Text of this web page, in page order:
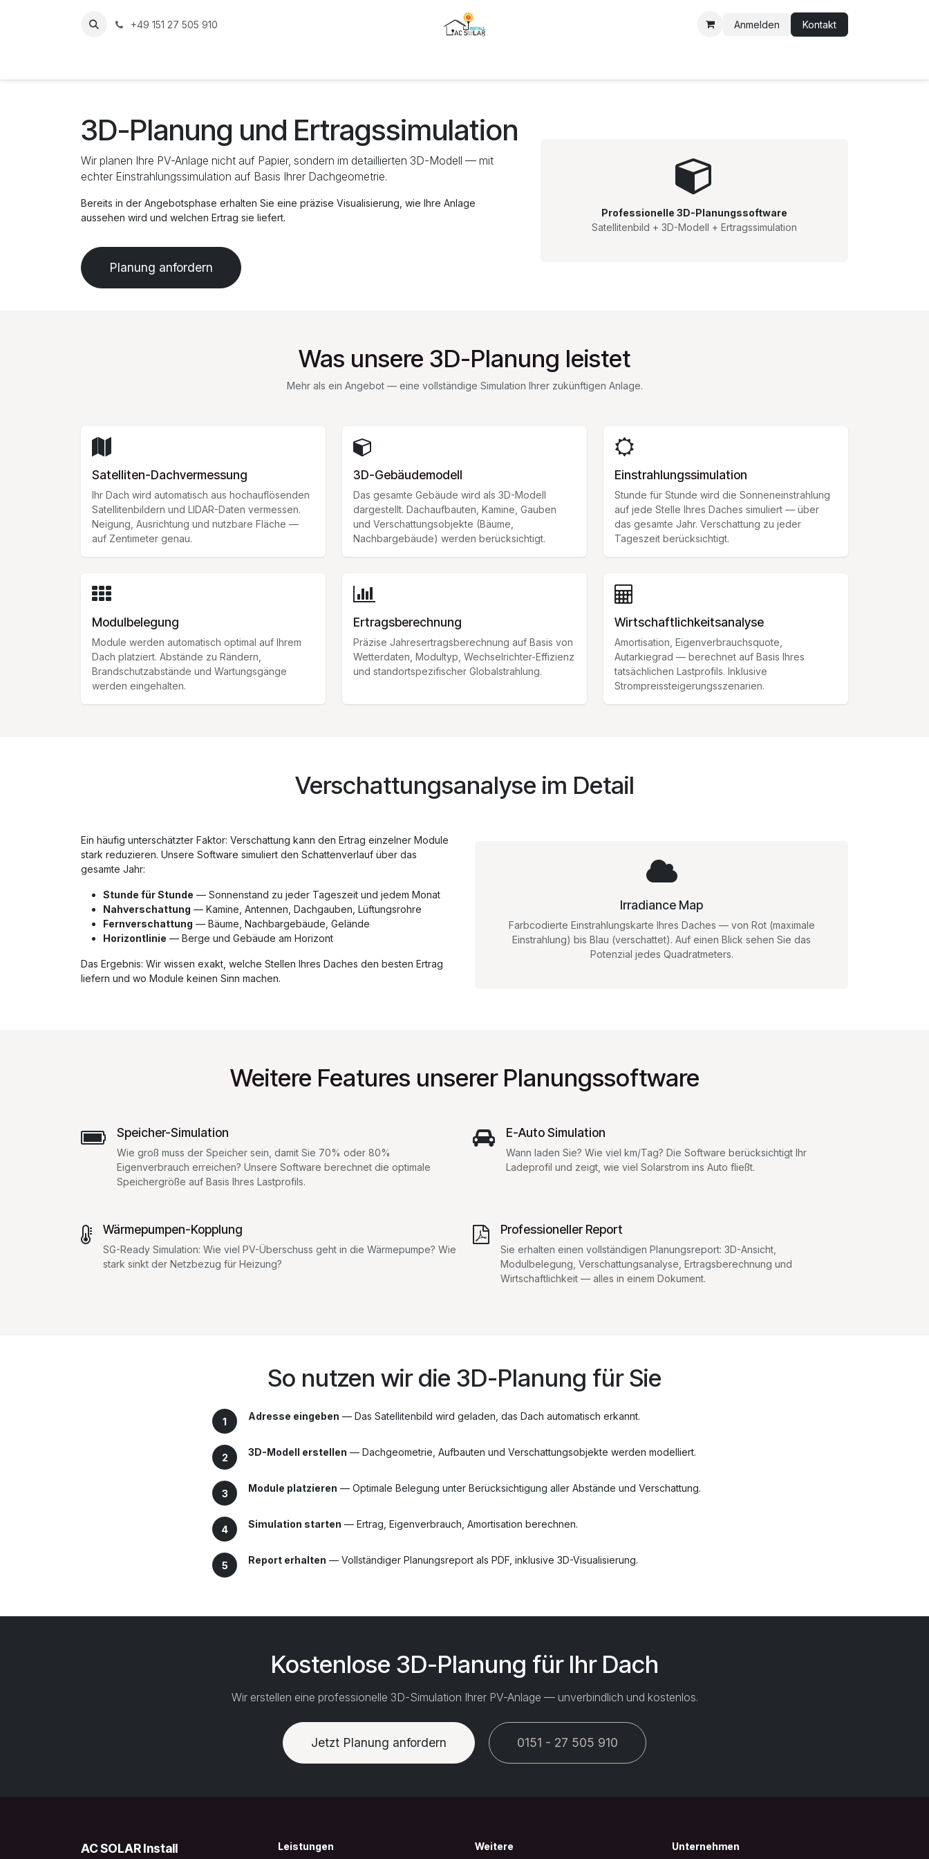
+49 151 27 505 910
Anmelden Kontakt
3D-Planung und Ertragssimulation
Wir planen Ihre PV-Anlage nicht auf Papier, sondern im detaillierten 3D-Modell — mit
echter Einstrahlungssimulation auf Basis Ihrer Dachgeometrie.
Bereits in der Angebotsphase erhalten Sie eine präzise Visualisierung, wie Ihre Anlage
aussehen wird und welchen Ertrag sie liefert.
Planung anfordern
Professionelle 3D-Planungssoftware
Satellitenbild + 3D-Modell + Ertragssimulation
Was unsere 3D-Planung leistet
Mehr als ein Angebot — eine vollständige Simulation Ihrer zukünftigen Anlage.
Satelliten-Dachvermessung
Ihr Dach wird automatisch aus hochauflösenden
Satellitenbildern und LIDAR-Daten vermessen.
Neigung, Ausrichtung und nutzbare Fläche —
auf Zentimeter genau.
3D-Gebäudemodell
Das gesamte Gebäude wird als 3D-Modell
dargestellt. Dachaufbauten, Kamine, Gauben
und Verschattungsobjekte (Bäume,
Nachbargebäude) werden berücksichtigt.
Einstrahlungssimulation
Stunde für Stunde wird die Sonneneinstrahlung
auf jede Stelle Ihres Daches simuliert — über
das gesamte Jahr. Verschattung zu jeder
Tageszeit berücksichtigt.
Modulbelegung
Module werden automatisch optimal auf Ihrem
Dach platziert. Abstände zu Rändern,
Brandschutzabstände und Wartungsgänge
werden eingehalten.
Ertragsberechnung
Präzise Jahresertragsberechnung auf Basis von
Wetterdaten, Modultyp, Wechselrichter-Effizienz
und standortspezifischer Globalstrahlung.
Wirtschaftlichkeitsanalyse
Amortisation, Eigenverbrauchsquote,
Autarkiegrad — berechnet auf Basis Ihres
tatsächlichen Lastprofils. Inklusive
Strompreissteigerungsszenarien.
Verschattungsanalyse im Detail
Ein häufig unterschätzter Faktor: Verschattung kann den Ertrag einzelner Module
stark reduzieren. Unsere Software simuliert den Schattenverlauf über das
gesamte Jahr:
Stunde für Stunde — Sonnenstand zu jeder Tageszeit und jedem Monat
Nahverschattung — Kamine, Antennen, Dachgauben, Lüftungsrohre
Fernverschattung — Bäume, Nachbargebäude, Gelände
Horizontlinie — Berge und Gebäude am Horizont
Das Ergebnis: Wir wissen exakt, welche Stellen Ihres Daches den besten Ertrag
liefern und wo Module keinen Sinn machen.
Irradiance Map
Farbcodierte Einstrahlungskarte Ihres Daches — von Rot (maximale
Einstrahlung) bis Blau (verschattet). Auf einen Blick sehen Sie das
Potenzial jedes Quadratmeters.
Weitere Features unserer Planungssoftware
Speicher-Simulation
Wie groß muss der Speicher sein, damit Sie 70% oder 80%
Eigenverbrauch erreichen? Unsere Software berechnet die optimale
Speichergröße auf Basis Ihres Lastprofils.
E-Auto Simulation
Wann laden Sie? Wie viel km/Tag? Die Software berücksichtigt Ihr
Ladeprofil und zeigt, wie viel Solarstrom ins Auto fließt.
Wärmepumpen-Kopplung
SG-Ready Simulation: Wie viel PV-Überschuss geht in die Wärmepumpe? Wie
stark sinkt der Netzbezug für Heizung?
Professioneller Report
Sie erhalten einen vollständigen Planungsreport: 3D-Ansicht,
Modulbelegung, Verschattungsanalyse, Ertragsberechnung und
Wirtschaftlichkeit — alles in einem Dokument.
So nutzen wir die 3D-Planung für Sie
1 Adresse eingeben — Das Satellitenbild wird geladen, das Dach automatisch erkannt.
2 3D-Modell erstellen — Dachgeometrie, Aufbauten und Verschattungsobjekte werden modelliert.
3 Module platzieren — Optimale Belegung unter Berücksichtigung aller Abstände und Verschattung.
4 Simulation starten — Ertrag, Eigenverbrauch, Amortisation berechnen.
5 Report erhalten — Vollständiger Planungsreport als PDF, inklusive 3D-Visualisierung.
Kostenlose 3D-Planung für Ihr Dach
Wir erstellen eine professionelle 3D-Simulation Ihrer PV-Anlage — unverbindlich und kostenlos.
Jetzt Planung anfordern 0151 - 27 505 910
AC SOLAR Install Leistungen Weitere Unternehmen